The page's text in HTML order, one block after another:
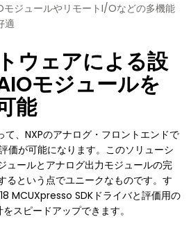
モジュールやリモートI/Oなどの多機能
適
ウェアによる設
モジュールを
能
て、NXPのアナログ・フロントエンドで
価が可能になります。このソリューシ
ュールとアナログ出力モジュールの完
るという点でユニークなものです。す
MCUXpresso SDKドライバと評価用の
スピードアップできます。